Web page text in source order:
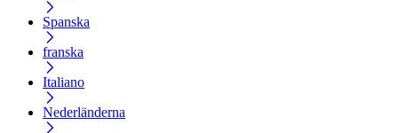
Spanska
franska
Italiano
Nederländerna